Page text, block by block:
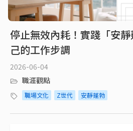
停止無效內耗！實踐「安
己的工作步調
2026-06-04
職涯觀點
職場文化 Z世代 安靜蓬勃